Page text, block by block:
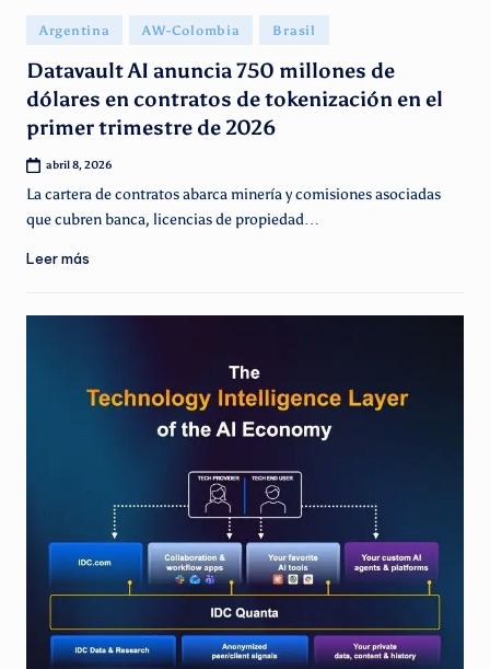
g
e
n
ti
n
o
Publicado
en
Argentina AW-Colombia Brasil
Datavault AI anuncia 750 millones de
dólares en contratos de tokenización en el
primer trimestre de 2026
abril 8, 2026
La cartera de contratos abarca minería y comisiones asociadas
que cubren banca, licencias de propiedad…
Leer más